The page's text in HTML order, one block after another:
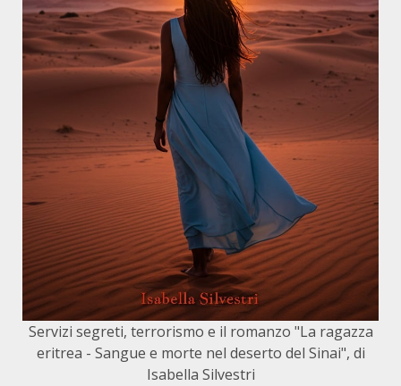
Servizi segreti, terrorismo e il romanzo "La ragazza
eritrea - Sangue e morte nel deserto del Sinai", di
Isabella Silvestri